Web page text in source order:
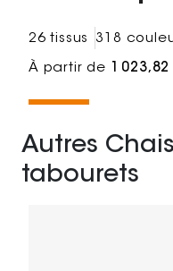
26 tissus 318
À partir de 1 023,82
Autres
tabourets